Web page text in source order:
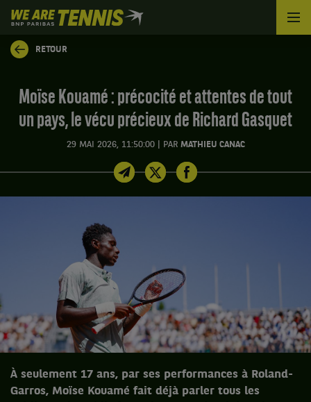
We
are
Tennis
by
Accueil
RETOUR
Moïse Kouamé : précocité et attentes de tout
un pays, le vécu précieux de Richard Gasquet
29 MAI 2026, 11:50:00 PAR MATHIEU CANAC
À seulement 17 ans, par ses performances à Roland-
Garros, Moïse Kouamé fait déjà parler tous les